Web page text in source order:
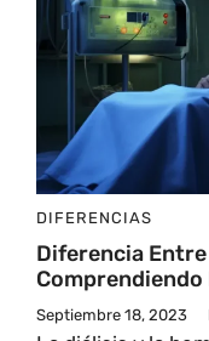
DIFERENCIAS
Diferencia
Comprendiendo
Septiembre 18, 2023